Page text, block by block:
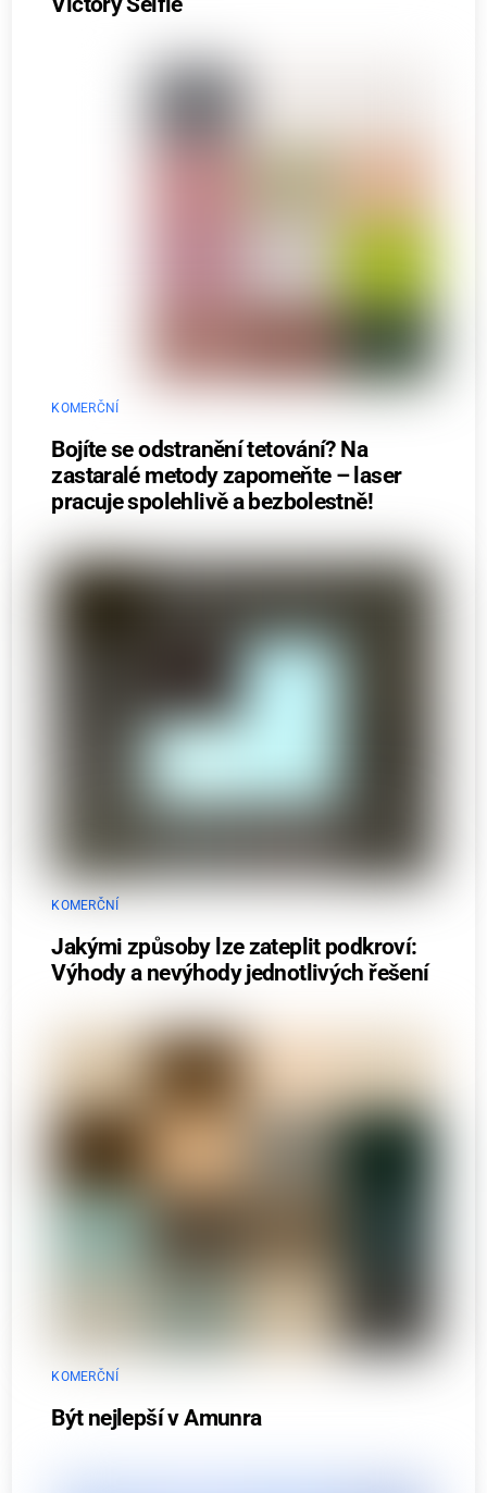
KOMERČNÍ
Bojíte se odstranění tetování? Na
zastaralé metody zapomeňte – laser
pracuje spolehlivě a bezbolestně!
KOMERČNÍ
Jakými způsoby lze zateplit podkroví:
Výhody a nevýhody jednotlivých řešení
KOMERČNÍ
Být nejlepší v Amunra